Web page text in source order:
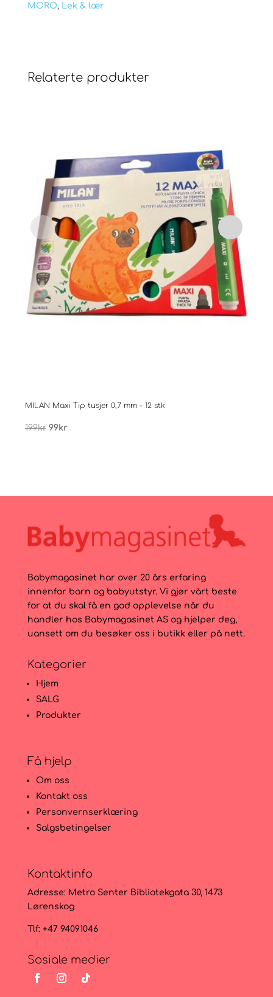
MORO, Lek & lær
Relaterte produkter
MILAN Maxi Tip tusjer 0,7 mm – 12 stk
199kr Opprinnelig
99krNåværende
Babymagasinet har over 20 års erfaring
innenfor barn og babyutstyr. Vi gjør vårt beste
for at du skal få en god opplevelse når du
handler hos Babymagasinet AS og hjelper deg,
uansett om du besøker oss i butikk eller på nett.
Kategorier
Hjem
SALG
Produkter
Få hjelp
Om oss
Kontakt oss
Personvernserklæring
Salgsbetingelser
Kontaktinfo
Adresse: Metro Senter Bibliotekgata 30, 1473
Lørenskog
Tlf: +47 94091046
Sosiale medier